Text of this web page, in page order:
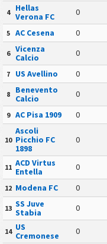
4
Hellas
Verona FC
0
5 AC Cesena 0
6 Vicenza
Calcio
0
7 US Avellino 0
8
Benevento
Calcio
0
9 AC Pisa 1909 0
10
Ascoli
Picchio FC
1898
0
11 ACD Virtus
Entella
0
12 Modena FC 0
13 SS Juve
Stabia
0
14 US
Cremonese
0